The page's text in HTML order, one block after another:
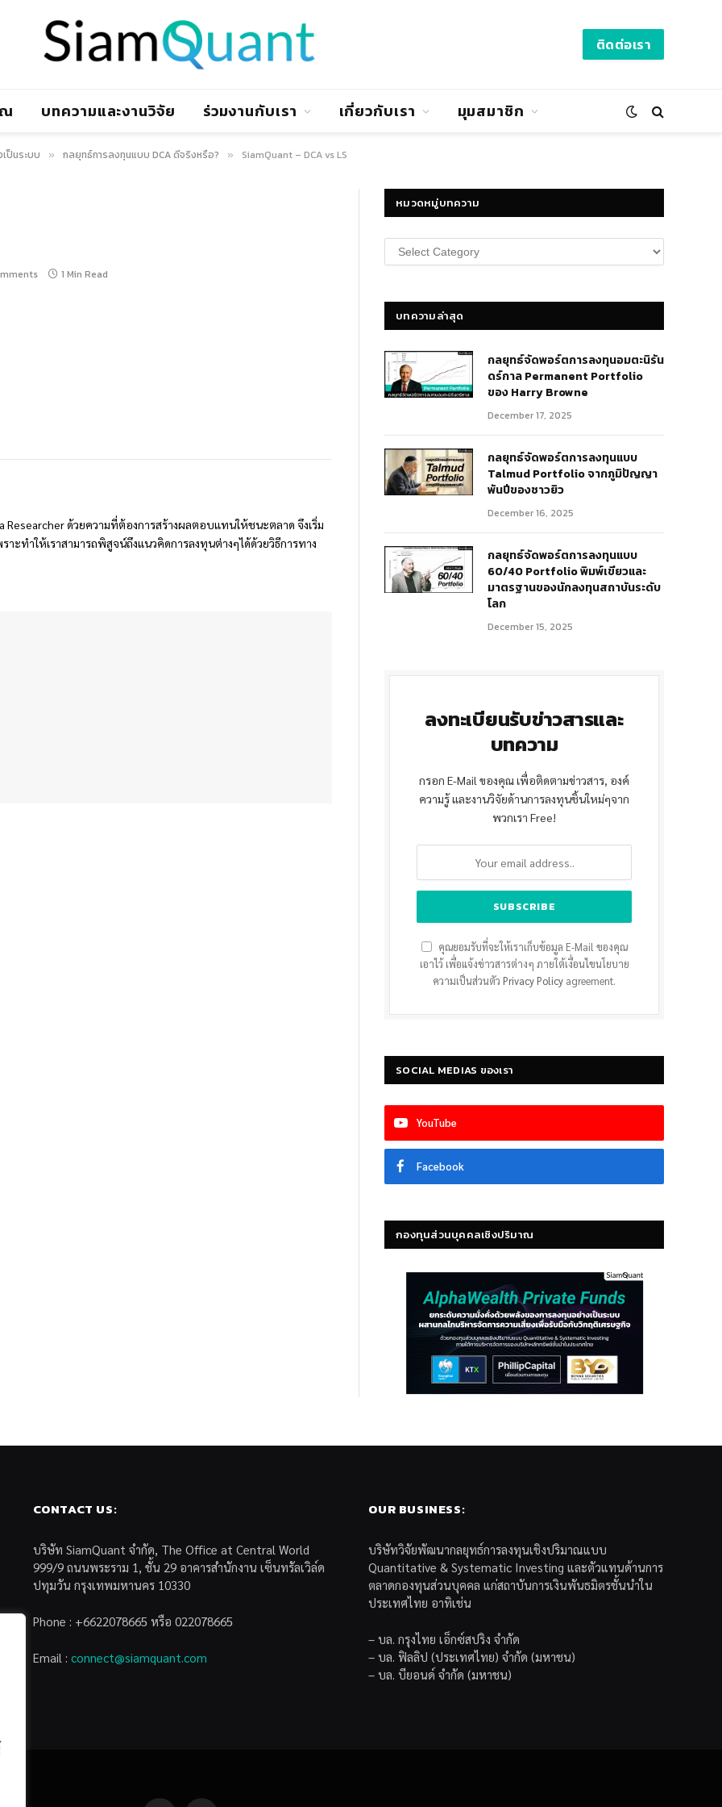
ติดต่อเรา
บทความและงานวิจัย ร่วมงานกับเรา เกี่ยวกับเรา มุมสมาชิก
ป็นระบบ » กลยุทธ์การลงทุนแบบ DCA ดีจริงหรือ? » SiamQuant – DCA vs LS
1 Min Read
Researcher ด้วยความที่ต้องการสร้างผลตอบแทนให้ชนะตลาด จึงเริ่ม
ะทำให้เราสามารถพิสูจน์ถึงแนวคิดการลงทุนต่างๆได้ด้วยวิธีการทาง
หมวดหมู่บทความ
หมวด
หมู่
บทความล่าสุด
กลยุทธ์​จัดพอร์ตการลงทุนอมตะนิรัน
ดร์กาล Permanent Portfolio
ของ Harry Browne
December 17, 2025
กลยุทธ์จัดพอร์ตการลงทุนแบบ
Talmud Portfolio จากภูมิปัญญา
พันปีของชาวยิว
December 16, 2025
กลยุทธ์จัดพอร์ตการลงทุนแบบ
60/40 Portfolio พิมพ์เขียวและ
มาตรฐานของนักลงทุนสถาบันระดับ
โลก
December 15, 2025
ลงทะเบียนรับข่าวสารและ
บทความ
กรอก E-Mail ของคุณ เพื่อติดตามข่าวสาร, องค์
ความรู้ และงานวิจัยด้านการลงทุนชิ้นใหม่ๆจาก
พวกเรา Free!
คุณยอมรับที่จะให้เราเก็บข้อมูล E-Mail ของคุณ
เอาไว้ เพื่อแจ้งข่าวสารต่างๆ ภายใต้เงื่อนไขนโยบาย
ความเป็นส่วนตัว Privacy Policy agreement.
SOCIAL MEDIAS ของเรา
YouTube
Facebook
กองทุนส่วนบุคคลเชิงปริมาณ
CONTACT US:
บริษัท SiamQuant จำกัด, The Office at Central World
999/9 ถนนพระราม 1, ชั้น 29 อาคารสำนักงาน เซ็นทรัลเวิล์ด
ปทุมวัน กรุงเทพมหานคร 10330
Phone : +6622078665 หรือ 022078665
Email : connect@siamquant.com
OUR BUSINESS:
บริษัทวิจัยพัฒนากลยุทธ์การลงทุนเชิงปริมาณแบบ
Quantitative & Systematic Investing และตัวแทนด้านการ
ตลาดกองทุนส่วนบุคคล แก่สถาบันการเงินพันธมิตรชั้นนำใน
ประเทศไทย อาทิเช่น
– บล. กรุงไทย เอ็กซ์สปริง จำกัด
– บล. ฟิลลิป (ประเทศไทย) จำกัด (มหาชน)
– บล. บียอนด์ จำกัด (มหาชน)